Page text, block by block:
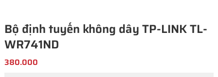
Bộ định tuyến không dây TP-LINK TL-
WR741ND
380.000